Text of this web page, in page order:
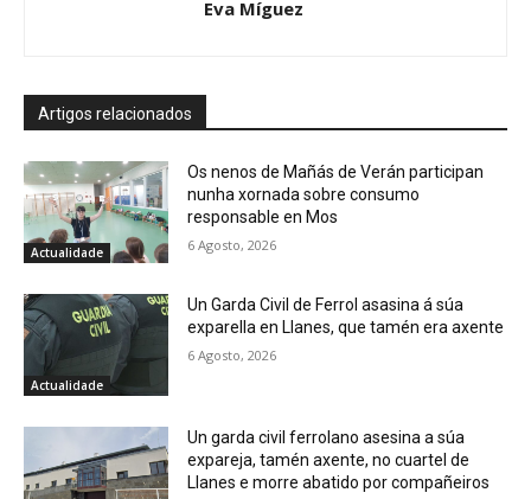
Eva Míguez
Artigos relacionados
Actualidade
Os nenos de Mañás de Verán participan
nunha xornada sobre consumo
responsable en Mos
6 Agosto, 2026
Actualidade
Un Garda Civil de Ferrol asasina á súa
exparella en Llanes, que tamén era axente
6 Agosto, 2026
Un garda civil ferrolano asesina a súa
expareja, tamén axente, no cuartel de
Llanes e morre abatido por compañeiros